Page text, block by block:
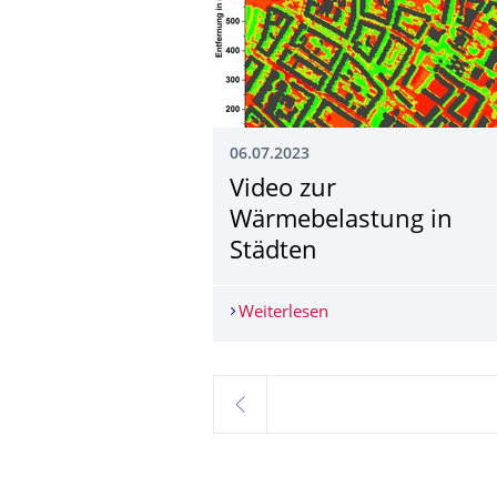
06.07.2023
Video zur
Wärmebelastung in
Städten
Weiterlesen
zurück